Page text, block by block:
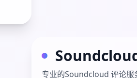
专业的Soundcloud 评论服